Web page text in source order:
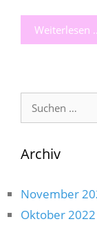
Weiterlesen
Suche
Archiv
November
Oktober 2022